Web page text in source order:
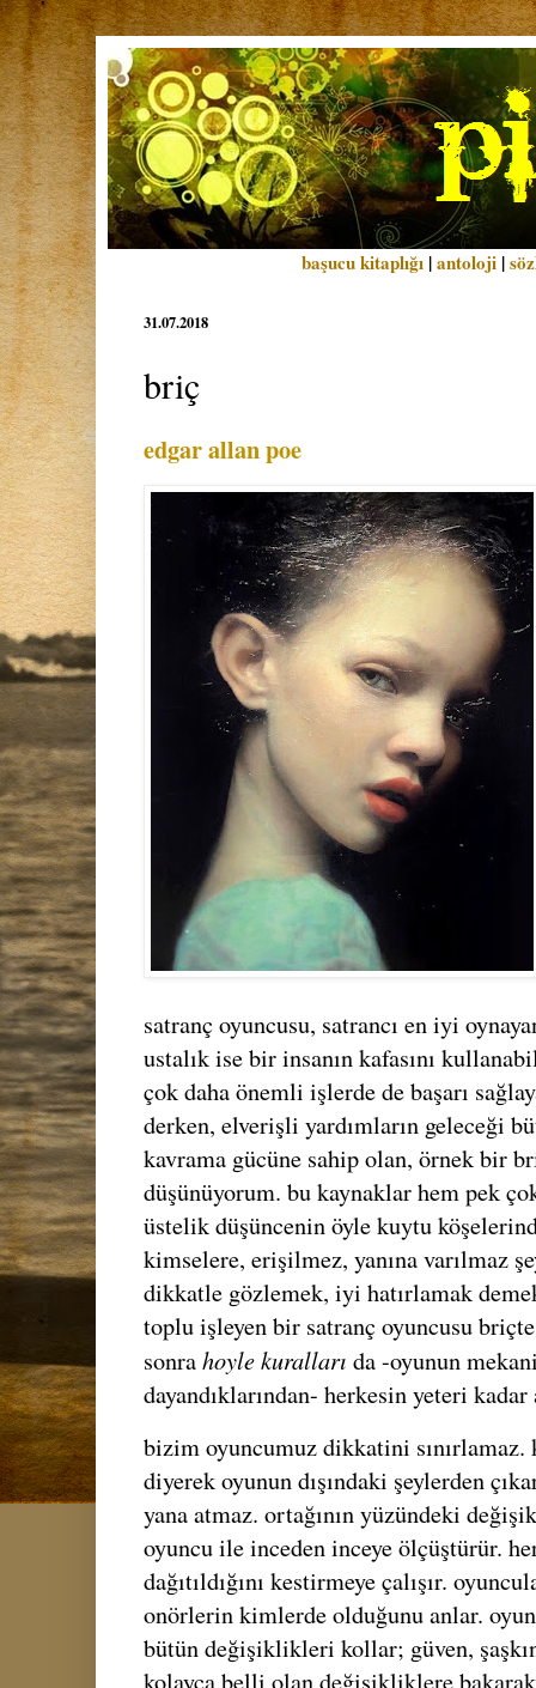
başucu kitaplığı |antoloji |
31.07.2018
briç
edgar allan poe
satranç oyuncusu, satrancı en iyi
ustalık ise bir insanın kafasını
çok daha önemli işlerde de başarı
derken, elverişli yardımların geleceği
kavrama gücüne sahip olan, örnek bir
düşünüyorum. bu kaynaklar hem pek
üstelik düşüncenin öyle kuytu
kimselere, erişilmez, yanına varılmaz
dikkatle gözlemek, iyi hatırlamak
toplu işleyen bir satranç oyuncusu
sonrahoyle kuralları da -oyunun
dayandıklarından- herkesin yeteri
bizim oyuncumuz dikkatini
diyerek oyunun dışındaki şeylerden
yana atmaz. ortağının yüzündeki
oyuncu ile inceden inceye ölçüştürür.
dağıtıldığını kestirmeye çalışır.
onörlerin kimlerde olduğunu anlar.
bütün değişiklikleri kollar; güven,